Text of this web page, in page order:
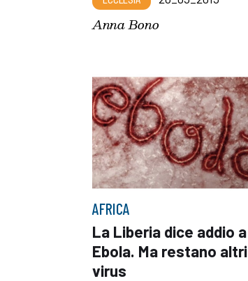
Anna Bono
AFRICA
La Liberia dice addio a
Ebola. Ma restano altri
virus